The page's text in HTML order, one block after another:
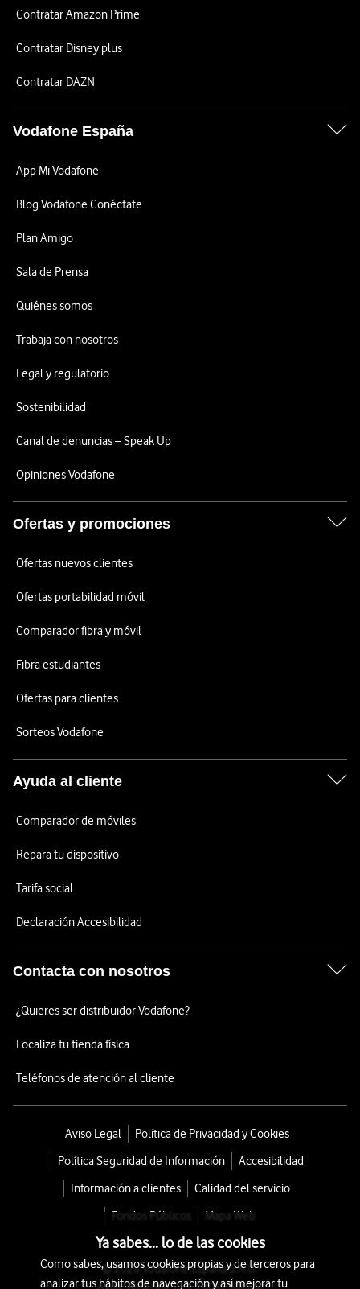
Contratar Amazon Prime
Contratar Disney plus
Contratar DAZN
Vodafone España
App Mi Vodafone
Blog Vodafone Conéctate
Plan Amigo
Sala de Prensa
Quiénes somos
Trabaja con nosotros
Legal y regulatorio
Sostenibilidad
Canal de denuncias – Speak Up
Opiniones Vodafone
Ofertas y promociones
Ofertas nuevos clientes
Ofertas portabilidad móvil
Comparador fibra y móvil
Fibra estudiantes
Ofertas para clientes
Sorteos Vodafone
Ayuda al cliente
Comparador de móviles
Repara tu dispositivo
Tarifa social
Declaración Accesibilidad
Contacta con nosotros
¿Quieres ser distribuidor Vodafone?
Localiza tu tienda física
Teléfonos de atención al cliente
Aviso Legal
Política de Privacidad y Cookies
Política Seguridad de Información
Accesibilidad
Información a clientes
Calidad del servicio
Fondos Públicos
Mapa Web
© 2026 Vodafone España S.A.U.
Ya sabes... lo de las cookies
Como sabes, usamos cookies propias y de terceros para
analizar tus hábitos de navegación y así mejorar tu